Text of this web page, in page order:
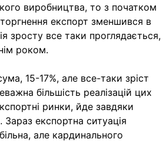
виробництва, то з початком
експорт зменшився в
зросту все таки проглядається,
роком.
15-17%, але все-таки зріст
більшість реалізацій цих
ринки, йде завдяки
експортна ситуація
але кардинального